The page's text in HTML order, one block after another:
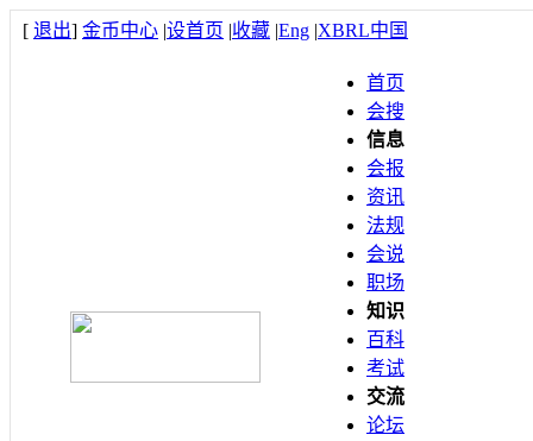
[ 退出] 金币中心 |设首页 |收藏 |Eng |XBRL中国
首页
会搜
信息
会报
资讯
法规
会说
职场
知识
百科
考试
交流
论坛